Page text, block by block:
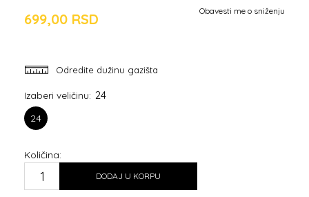
699,00 RSD Obavesti me o sniženju
Odredite dužinu gazišta
Izaberi veličinu: 24
24
Količina:
DODAJ U KORPU